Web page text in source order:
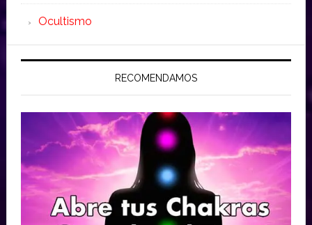
Ocultismo
RECOMENDAMOS